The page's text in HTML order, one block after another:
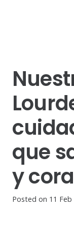
que
y
Posted on 11